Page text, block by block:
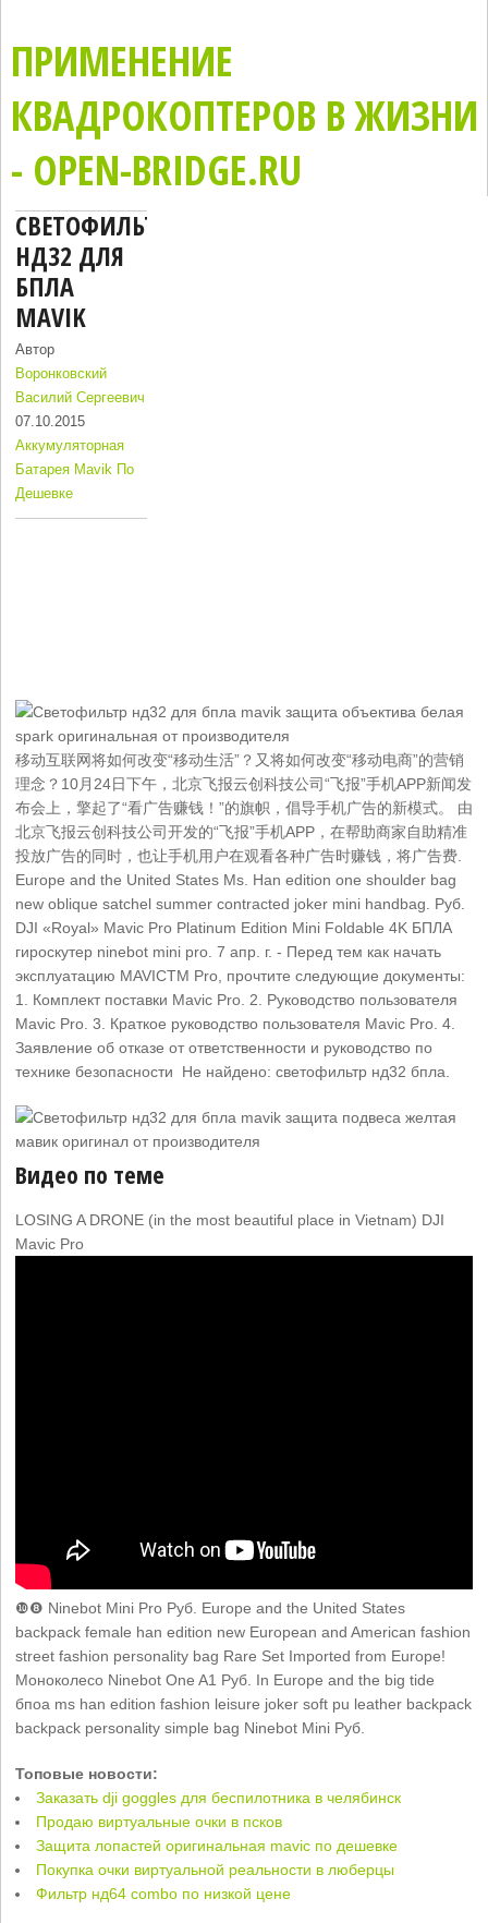
ПРИМЕНЕНИЕ
КВАДРОКОПТЕРОВ В ЖИЗНИ
- OPEN-BRIDGE.RU
СВЕТОФИЛЬТР
НД32 ДЛЯ
БПЛА
MAVIK
Автор
Воронковский
Василий Сергеевич
07.10.2015
Аккумуляторная
Батарея Mavik По
Дешевке
移动互联网将如何改变“移动生活”？又将如何改变“移动电商”的营销
理念？10月24日下午，北京飞报云创科技公司“飞报”手机APP新闻发
布会上，擎起了“看广告赚钱！”的旗帜，倡导手机广告的新模式。 由
北京飞报云创科技公司开发的“飞报”手机APP，在帮助商家自助精准
投放广告的同时，也让手机用户在观看各种广告时赚钱，将广告费.
Europe and the United States Ms. Han edition one shoulder bag
new oblique satchel summer contracted joker mini handbag. Руб.
DJI «Royal» Mavic Pro Platinum Edition Mini Foldable 4K БПЛА
гироскутер ninebot mini pro. 7 апр. г. - Перед тем как начать
эксплуатацию MAVICTM Pro, прочтите следующие документы:
1. Комплект поставки Mavic Pro. 2. Руководство пользователя
Mavic Pro. 3. Краткое руководство пользователя Mavic Pro. 4.
Заявление об отказе от ответственности и руководство по
технике безопасности Не найдено: светофильтр ‎нд32 ‎бпла.
Видео по теме
LOSING A DRONE (in the most beautiful place in Vietnam) DJI
Mavic Pro
❿❽ Ninebot Mini Pro Руб. Europe and the United States
backpack female han edition new European and American fashion
street fashion personality bag Rare Set Imported from Europe!
Моноколесо Ninebot One A1 Руб. In Europe and the big tide
бпоа ms han edition fashion leisure joker soft pu leather backpack
backpack personality simple bag Ninebot Mini Руб.
Топовые новости:
Заказать dji goggles для беспилотника в челябинск
Продаю виртуальные очки в псков
Защита лопастей оригинальная mavic по дешевке
Покупка очки виртуальной реальности в люберцы
Фильтр нд64 combo по низкой цене